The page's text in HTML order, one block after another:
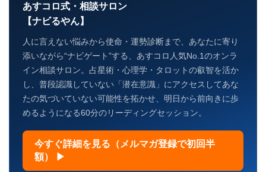
あすコロ式・相談サロン
【ナビるやん】
人に言えない悩みから使命・運勢診断まで、あなたに寄り
添いながら“ナビゲート”する、あすコロ人気No.1のオンラ
イン相談サロン。占星術・心理学・タロットの叡智を活か
し、普段認識していない「潜在意識」にアクセスしてあな
たの気づいていない可能性を拓かせ、明日から前向きに歩
めるようになる60分のリーディングセッション。
今すぐ詳細を見る（メルマガ登録で初回半
額） ▶